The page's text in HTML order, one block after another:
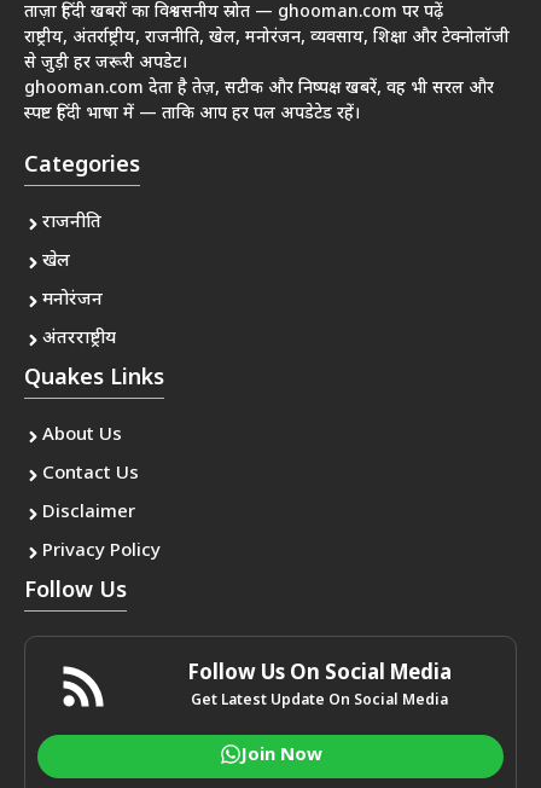
ताज़ा हिंदी खबरों का विश्वसनीय स्रोत — ghooman.com पर पढ़ें
राष्ट्रीय, अंतर्राष्ट्रीय, राजनीति, खेल, मनोरंजन, व्यवसाय, शिक्षा और टेक्नोलॉजी
से जुड़ी हर जरूरी अपडेट।
ghooman.com देता है तेज़, सटीक और निष्पक्ष खबरें, वह भी सरल और
स्पष्ट हिंदी भाषा में — ताकि आप हर पल अपडेटेड रहें।
Categories
राजनीति
खेल
मनोरंजन
अंतरराष्ट्रीय
Quakes Links
About Us
Contact Us
Disclaimer
Privacy Policy
Follow Us
Follow Us On Social Media
Get Latest Update On Social Media
Join Now